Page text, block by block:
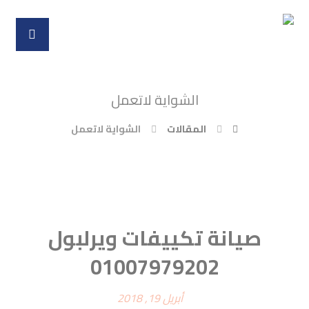
الشواية لاتعمل
المقالات الشواية لاتعمل
صيانة تكييفات ويرلبول
01007979202
أبريل 19, 2018